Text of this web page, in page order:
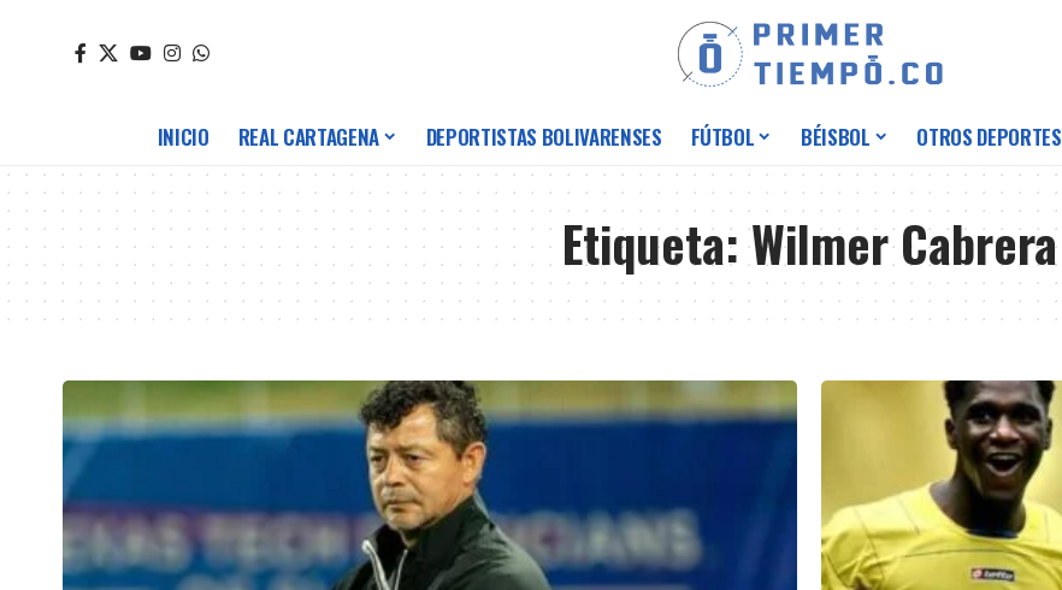
INICIO REAL CARTAGENA DEPORTISTAS BOLIVARENSES FÚTBOL BÉISBOL OTROS DEPORTES
Etiqueta:Wilmer Cabrera